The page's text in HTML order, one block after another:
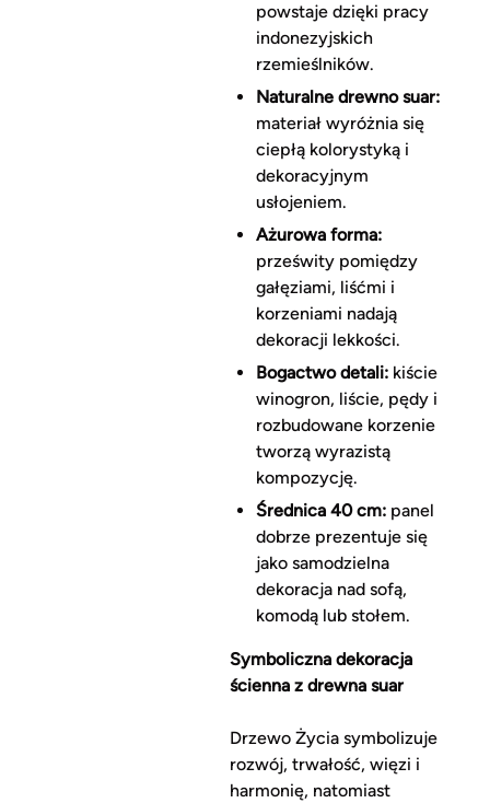
powstaje dzięki pracy
indonezyjskich
rzemieślników.
Naturalne drewno suar:
materiał wyróżnia się
ciepłą kolorystyką i
dekoracyjnym
usłojeniem.
Ażurowa forma:
prześwity pomiędzy
gałęziami, liśćmi i
korzeniami nadają
dekoracji lekkości.
Bogactwo detali:kiście
winogron, liście, pędy i
rozbudowane korzenie
tworzą wyrazistą
kompozycję.
Średnica 40 cm:panel
dobrze prezentuje się
jako samodzielna
dekoracja nad sofą,
komodą lub stołem.
Symboliczna dekoracja
ścienna z drewna suar
Drzewo Życia symbolizuje
rozwój, trwałość, więzi i
harmonię, natomiast